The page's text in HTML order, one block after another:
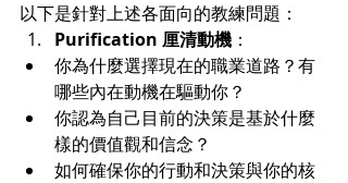
以下是針對上述各面向的教練問題：
Purification 厘清動機 ：
你為什麼選擇現在的職業道路？有
哪些內在動機在驅動你？
你認為自己目前的決策是基於什麼
樣的價值觀和信念？
如何確保你的行動和決策與你的核